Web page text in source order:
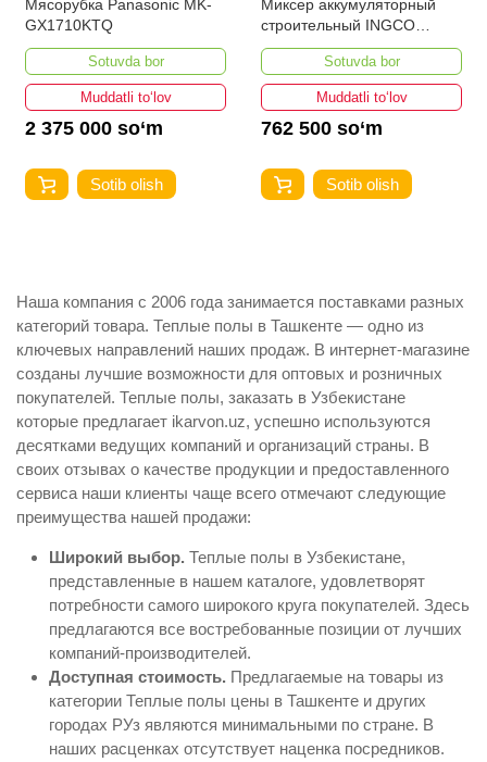
Мясорубка Panasonic MK-
GX1710KTQ
Sotuvda bor
Muddatli to‘lov
2 375 000 so‘m
Sotib olish
Миксер аккумуляторный
строительный INGCO
MXLI2001
Sotuvda bor
Muddatli to‘lov
762 500 so‘m
Sotib olish
Наша компания с 2006 года занимается поставками разных
категорий товара. Теплые полы в Ташкенте — одно из
ключевых направлений наших продаж. В интернет-магазине
созданы лучшие возможности для оптовых и розничных
покупателей. Теплые полы, заказать в Узбекистане
которые предлагает ikarvon.uz, успешно используются
десятками ведущих компаний и организаций страны. В
своих отзывах о качестве продукции и предоставленного
сервиса наши клиенты чаще всего отмечают следующие
преимущества нашей продажи:
Широкий выбор. Теплые полы в Узбекистане,
представленные в нашем каталоге, удовлетворят
потребности самого широкого круга покупателей. Здесь
предлагаются все востребованные позиции от лучших
компаний-производителей.
Доступная стоимость. Предлагаемые на товары из
категории Теплые полы цены в Ташкенте и других
городах РУз являются минимальными по стране. В
наших расценках отсутствует наценка посредников.